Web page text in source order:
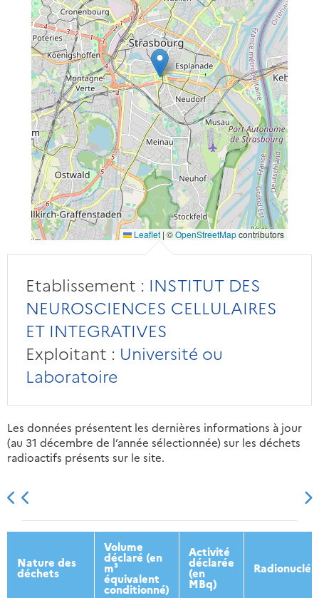
Leaflet | ©OpenStreetMapcontributors
Etablissement : INSTITUT DES
NEUROSCIENCES CELLULAIRES
ET INTEGRATIVES
Exploitant : Université ou
Laboratoire
Les données présentent les dernières informations à jour
(au 31 décembre de l’année sélectionnée) sur les déchets
radioactifs présents sur le site.
2013 2014 2015 2016
Nature des
déchets
Volume
déclaré (en
m³
équivalent
conditionné)
Activité
déclarée
(en
MBq)